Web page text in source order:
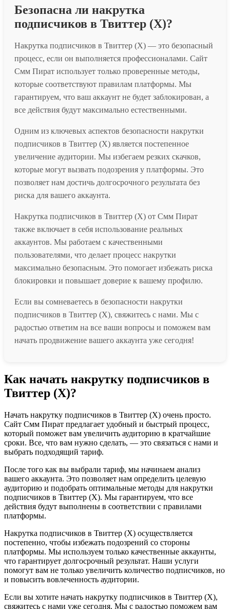
Безопасна ли накрутка
подписчиков в Твиттер (X)?
Накрутка подписчиков в Твиттер (X) — это безопасный
процесс, если он выполняется профессионалами. Сайт
Смм Пират использует только проверенные методы,
которые соответствуют правилам платформы. Мы
гарантируем, что ваш аккаунт не будет заблокирован, а
все действия будут максимально естественными.
Одним из ключевых аспектов безопасности накрутки
подписчиков в Твиттер (X) является постепенное
увеличение аудитории. Мы избегаем резких скачков,
которые могут вызвать подозрения у платформы. Это
позволяет нам достичь долгосрочного результата без
риска для вашего аккаунта.
Накрутка подписчиков в Твиттер (X) от Смм Пират
также включает в себя использование реальных
аккаунтов. Мы работаем с качественными
пользователями, что делает процесс накрутки
максимально безопасным. Это помогает избежать риска
блокировки и повышает доверие к вашему профилю.
Если вы сомневаетесь в безопасности накрутки
подписчиков в Твиттер (X), свяжитесь с нами. Мы с
радостью ответим на все ваши вопросы и поможем вам
начать продвижение вашего аккаунта уже сегодня!
Как начать накрутку подписчиков в
Твиттер (X)?
Начать накрутку подписчиков в Твиттер (X) очень просто.
Сайт Смм Пират предлагает удобный и быстрый процесс,
который поможет вам увеличить аудиторию в кратчайшие
сроки. Все, что вам нужно сделать, — это связаться с нами и
выбрать подходящий тариф.
После того как вы выбрали тариф, мы начинаем анализ
вашего аккаунта. Это позволяет нам определить целевую
аудиторию и подобрать оптимальные методы для накрутки
подписчиков в Твиттер (X). Мы гарантируем, что все
действия будут выполнены в соответствии с правилами
платформы.
Накрутка подписчиков в Твиттер (X) осуществляется
постепенно, чтобы избежать подозрений со стороны
платформы. Мы используем только качественные аккаунты,
что гарантирует долгосрочный результат. Наши услуги
помогут вам не только увеличить количество подписчиков, но
и повысить вовлеченность аудитории.
Если вы хотите начать накрутку подписчиков в Твиттер (X),
свяжитесь с нами уже сегодня. Мы с радостью поможем вам